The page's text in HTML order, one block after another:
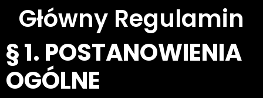
Główny Regulamin
§ 1. POSTANOWIENIA
OGÓLNE